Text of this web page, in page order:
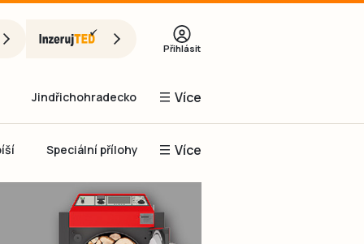
Přihlásit
Obnovit heslo
Jindřichohradecko Více
Prachaticko
Speciální přílohy Více
Inzerce